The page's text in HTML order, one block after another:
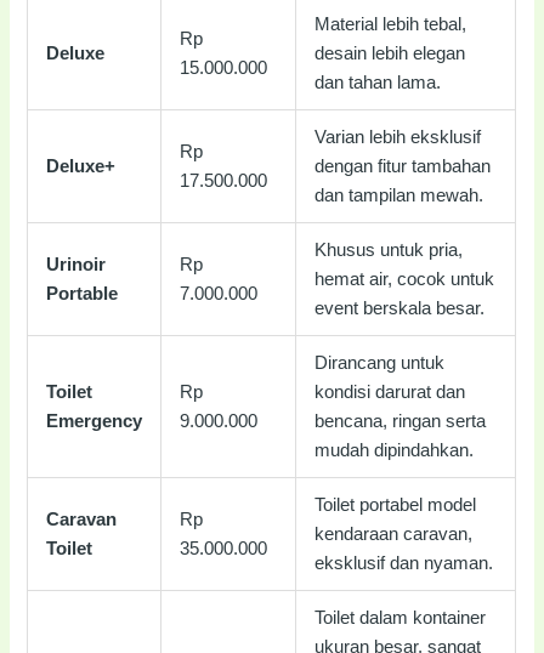
Deluxe
Rp
15.000.000
Material lebih tebal,
desain lebih elegan
dan tahan lama.
Deluxe+
Rp
17.500.000
Varian lebih eksklusif
dengan fitur tambahan
dan tampilan mewah.
Urinoir
Portable
Rp
7.000.000
Khusus untuk pria,
hemat air, cocok untuk
event berskala besar.
Toilet
Emergency
Rp
9.000.000
Dirancang untuk
kondisi darurat dan
bencana, ringan serta
mudah dipindahkan.
Caravan
Toilet
Rp
35.000.000
Toilet portabel model
kendaraan caravan,
eksklusif dan nyaman.
Toilet dalam kontainer
ukuran besar, sangat